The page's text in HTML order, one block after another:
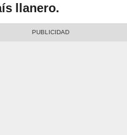
llanero.